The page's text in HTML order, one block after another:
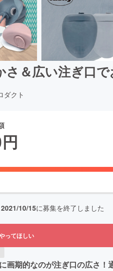
＆広い注ぎ口
ダクト
円
2021/10/15に募集を終了しました
ってほしい
期的なのが注ぎ口の広さ！